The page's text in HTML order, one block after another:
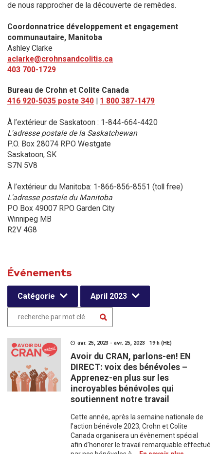
de nous rapprocher de la découverte de remèdes.
Coordonnatrice développement et engagement
communautaire, Manitoba
Ashley Clarke
aclarke@crohnsandcolitis.ca
403 700-1729
Bureau de Crohn et Colite Canada
416 920-5035 poste 340 | 1 800 387-1479
À l’extérieur de Saskatoon : 1-844-664-4420
L'adresse postale de la Saskatchewan
P.O. Box 28074 RPO Westgate
Saskatoon, SK
S7N 5V8
À l’extérieur du Manitoba: 1-866-856-8551 (toll free)
L'adresse postale du Manitoba
PO Box 49007 RPO Garden City
Winnipeg MB
R2V 4G8
Événements
Catégorie April 2023
avr. 25, 2023 - avr. 25, 2023 19 h (HE)
Avoir du CRAN, parlons-en! EN
DIRECT: voix des bénévoles –
Apprenez-en plus sur les
incroyables bénévoles qui
soutiennent notre travail
Cette année, après la semaine nationale de
l’action bénévole 2023, Crohn et Colite
Canada organisera un évènement spécial
afin d’honorer le travail remarquable effectué